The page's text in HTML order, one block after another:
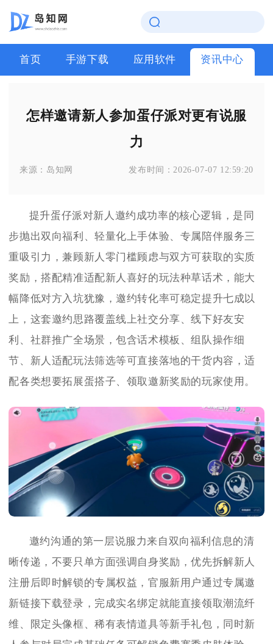
首页 手游下载 应用软件 资讯中心
怎样邀请新人参加蛋仔派对更有说服
力
来源： 岛知网 发布时间： 2026-07-07 12:59:20
提升蛋仔派对新人邀约成功率的核心逻辑，是同
步抛出双向福利、轻量化上手体验、专属陪伴服务三
重吸引力，兼顾新人零门槛顾虑与双方可获取的实质
奖励，搭配精准适配新人喜好的玩法种草话术，能大
幅降低对方入坑犹豫，邀约转化率可稳定提升七成以
上，这套邀约思路覆盖线上社交分享、线下好友安
利、社群推广全场景，包含话术模板、组队操作细
节、新人适配玩法筛选等可直接落地的干货内容，适
配各类想要拓展蛋搭子、领取邀新奖励的玩家使用。
邀约沟通的第一层说服力来自双向福利信息的清
晰传递，不要只单方面强调自身奖励，优先拆解新人
注册后即时解锁的专属权益，官服新用户通过专属邀
新链接下载登录，完成实名绑定就能直接领取潮流纤
维、限定头像框、稀有表情道具等新手礼包，同时新